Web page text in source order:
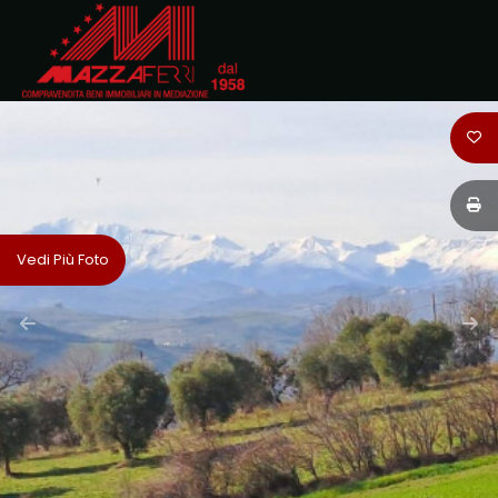
Vedi Più Foto
HOME
SIAMO
IMMOBILI
DOVE
SIAMO
CONTATTI
Codice
Qualsiasi
Affitto
Scegli
dove